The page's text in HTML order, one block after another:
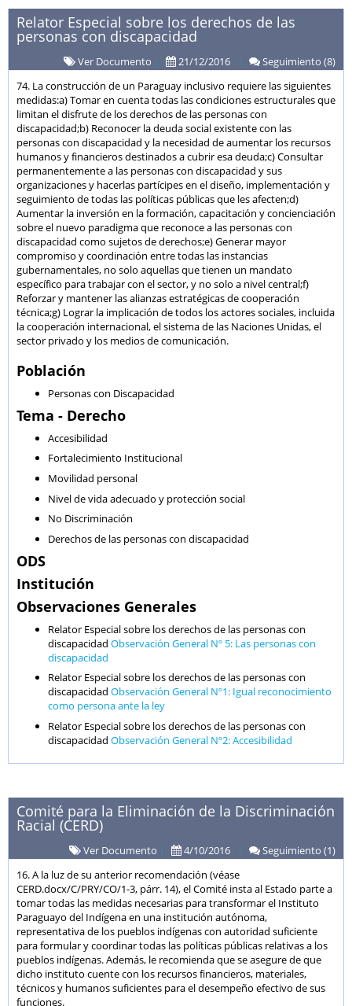
Relator Especial sobre los derechos de las
personas con discapacidad
Ver Documento | 21/12/2016 |
Seguimiento (8)
74. La construcción de un Paraguay inclusivo requiere las siguientes
medidas:a) Tomar en cuenta todas las condiciones estructurales que
limitan el disfrute de los derechos de las personas con
discapacidad;b) Reconocer la deuda social existente con las
personas con discapacidad y la necesidad de aumentar los recursos
humanos y financieros destinados a cubrir esa deuda;c) Consultar
permanentemente a las personas con discapacidad y sus
organizaciones y hacerlas partícipes en el diseño, implementación y
seguimiento de todas las políticas públicas que les afecten;d)
Aumentar la inversión en la formación, capacitación y concienciación
sobre el nuevo paradigma que reconoce a las personas con
discapacidad como sujetos de derechos;e) Generar mayor
compromiso y coordinación entre todas las instancias
gubernamentales, no solo aquellas que tienen un mandato
específico para trabajar con el sector, y no solo a nivel central;f)
Reforzar y mantener las alianzas estratégicas de cooperación
técnica;g) Lograr la implicación de todos los actores sociales, incluida
la cooperación internacional, el sistema de las Naciones Unidas, el
sector privado y los medios de comunicación.
Población
Personas con Discapacidad
Tema - Derecho
Accesibilidad
Fortalecimiento Institucional
Movilidad personal
Nivel de vida adecuado y protección social
No Discriminación
Derechos de las personas con discapacidad
ODS
Institución
Observaciones Generales
Relator Especial sobre los derechos de las personas con
discapacidad Observación General Nº 5: Las personas con
discapacidad
Relator Especial sobre los derechos de las personas con
discapacidad Observación General Nº1: Igual reconocimiento
como persona ante la ley
Relator Especial sobre los derechos de las personas con
discapacidad Observación General Nº2: Accesibilidad
Comité para la Eliminación de la Discriminación
Racial (CERD)
Ver Documento | 4/10/2016 |
Seguimiento (1)
16. A la luz de su anterior recomendación (véase
CERD.docx/C/PRY/CO/1-3, párr. 14), el Comité insta al Estado parte a
tomar todas las medidas necesarias para transformar el Instituto
Paraguayo del Indígena en una institución autónoma,
representativa de los pueblos indígenas con autoridad suficiente
para formular y coordinar todas las políticas públicas relativas a los
pueblos indígenas. Además, le recomienda que se asegure de que
dicho instituto cuente con los recursos financieros, materiales,
técnicos y humanos suficientes para el desempeño efectivo de sus
funciones.